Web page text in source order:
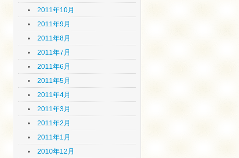
2011年10月
2011年9月
2011年8月
2011年7月
2011年6月
2011年5月
2011年4月
2011年3月
2011年2月
2011年1月
2010年12月